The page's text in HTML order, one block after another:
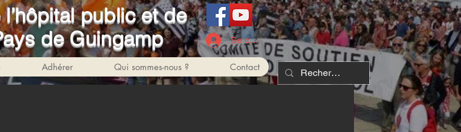
public et de
de Guingamp
Se connecter
Adhérer Qui sommes-nous ? Contact